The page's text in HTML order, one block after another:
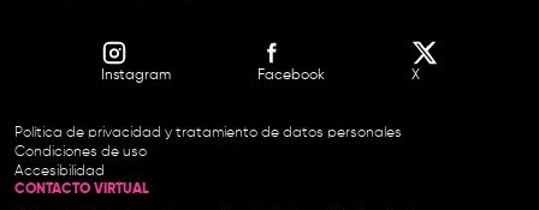
Instagram Facebook X
Política de privacidad y tratamiento de datos personales
Condiciones de uso
Accesibilidad
CONTACTO VIRTUAL